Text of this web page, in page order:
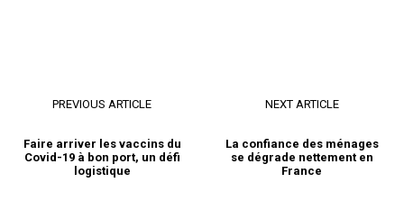
l'intelligence de
PREVIOUS ARTICLE
Faire arriver les vaccins du
Covid-19 à bon port, un défi
logistique
NEXT ARTICLE
La confiance des ménages
se dégrade nettement en
France